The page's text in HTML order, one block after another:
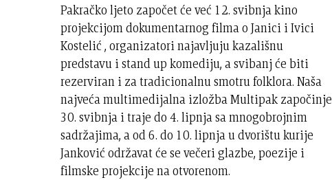
Pakračko ljeto započet će već 12. svibnja kino
projekcijom dokumentarnog filma o Janici i Ivici
Kostelić , organizatori najavljuju kazališnu
predstavu i stand up komediju, a svibanj će biti
rezerviran i za tradicionalnu smotru folklora. Naša
najveća multimedijalna izložba Multipak započinje
30. svibnja i traje do 4. lipnja sa mnogobrojnim
sadržajima, a od 6. do 10. lipnja u dvorištu kurije
Janković održavat će se večeri glazbe, poezije i
filmske projekcije na otvorenom.